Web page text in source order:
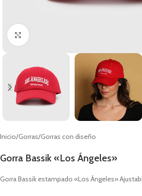
Clic para ampliar
Inicio/Gorras/Gorras con diseño
Gorra Bassik «Los Ángeles»
Gorra Bassik estampado «Los Ángeles»